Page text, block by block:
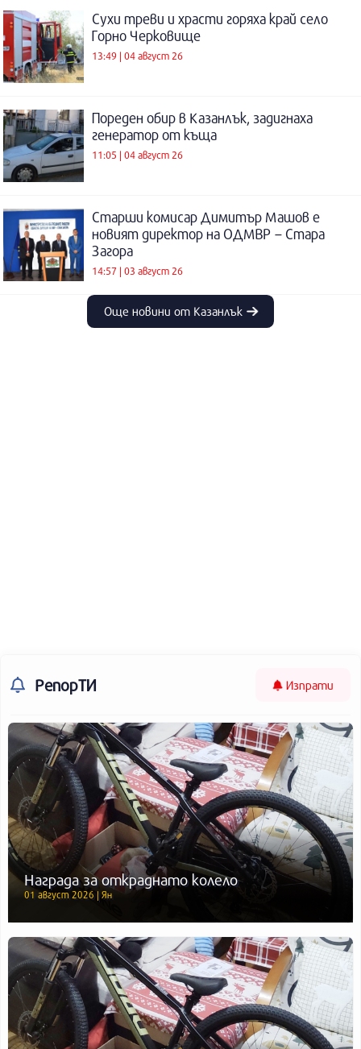
Сухи треви и храсти горяха край село
Горно Черковище
13:49 | 04 август 26
Пореден обир в Казанлък, задигнаха
генератор от къща
11:05 | 04 август 26
Старши комисар Димитър Машов е
новият директор на ОДМВР – Стара
Загора
14:57 | 03 август 26
Още новини от Казанлък
РепорТИ Изпрати
Награда за откраднато колело
01 август 2026 | Ян